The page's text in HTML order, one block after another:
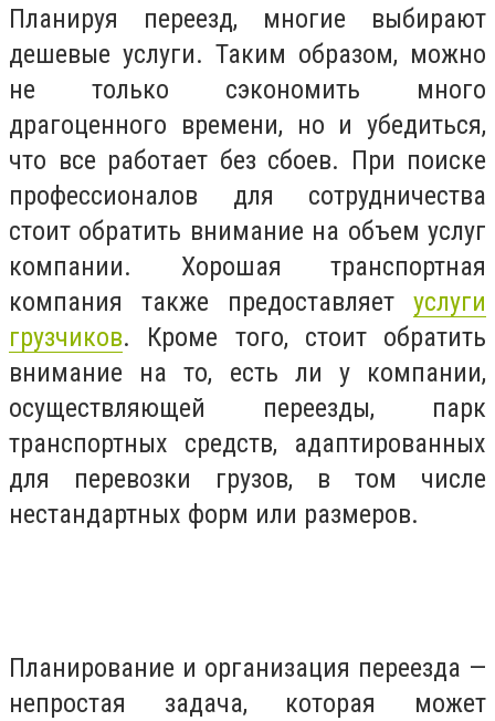
Планируя переезд, многие выбирают
дешевые услуги. Таким образом, можно
не только сэкономить много
драгоценного времени, но и убедиться,
что все работает без сбоев. При поиске
профессионалов для сотрудничества
стоит обратить внимание на объем услуг
компании. Хорошая транспортная
компания также предоставляет услуги
грузчиков. Кроме того, стоит обратить
внимание на то, есть ли у компании,
осуществляющей переезды, парк
транспортных средств, адаптированных
для перевозки грузов, в том числе
нестандартных форм или размеров.
Планирование и организация переезда —
непростая задача, которая может